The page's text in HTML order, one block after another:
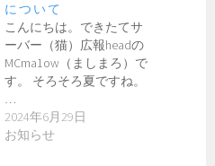
について
こんにちは。できたてサ
ーバー（猫）広報headの
MCma1ow（ましまろ）で
す。 そろそろ夏ですね。
…
2024年6月29日
お知らせ